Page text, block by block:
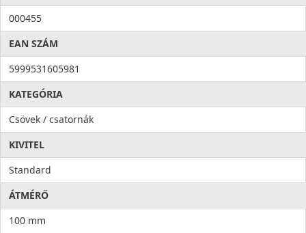
000455
EAN SZÁM
5999531605981
KATEGÓRIA
Csövek / csatornák
KIVITEL
Standard
ÁTMÉRŐ
100 mm